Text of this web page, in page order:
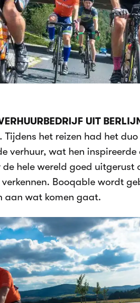
UIT
het reizen had het
verhuur, wat hen
hele wereld goed uitgerust
Booqable wordt
aan wat komen gaat.